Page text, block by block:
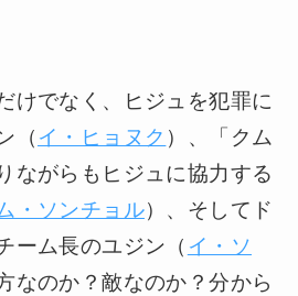
けでなく、ヒジュを犯罪に
（ イ・ヒョヌク ）、「クム
ながらもヒジュに協力する
・ソンチョル）、そしてド
ーム長のユジン（ イ・ソ
なのか？敵なのか？分から